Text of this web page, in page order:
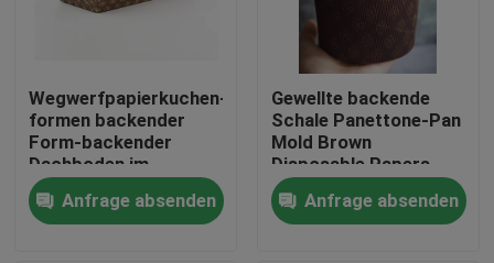
Wegwerfpapierkuchen-
formen backender
Form-backender
Dachboden im
Stangen-Kuchen
rechteckiges
Anfrage absenden
Gewellte backende
Schale Panettone-Pan
Mold Brown
Disposable Papers
beschichtet
Anfrage absenden